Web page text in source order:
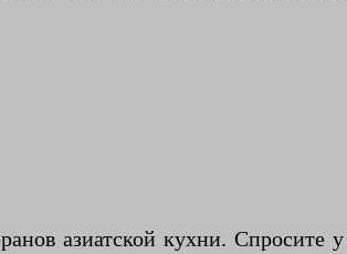
азиатской кухни.